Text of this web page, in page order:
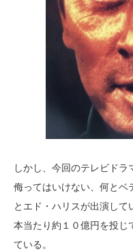
しかし、今回のテレビドラ
侮ってはいけない、何とベ
とエド・ハリスが出演し
本当たり約１０億円を投じ
ている。